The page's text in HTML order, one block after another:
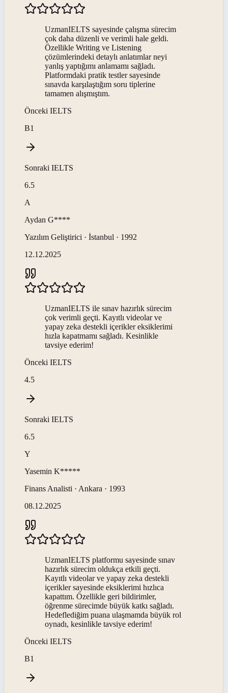
UzmanIELTS sayesinde çalışma sürecim
çok daha düzenli ve verimli hale geldi.
Özellikle Writing ve Listening
çözümlerindeki detaylı anlatımlar neyi
yanlış yaptığımı anlamamı sağladı.
Platformdaki pratik testler sayesinde
sınavda karşılaştığım soru tiplerine
tamamen alışmıştım.
Önceki IELTS
B1
Sonraki IELTS
6.5
A
Aydan G****
Yazılım Geliştirici · İstanbul · 1992
12.12.2025
UzmanIELTS ile sınav hazırlık sürecim
çok verimli geçti. Kayıtlı videolar ve
yapay zeka destekli içerikler eksiklerimi
hızla kapatmamı sağladı. Kesinlikle
tavsiye ederim!
Önceki IELTS
4.5
Sonraki IELTS
6.5
Y
Yasemin K*****
Finans Analisti · Ankara · 1993
08.12.2025
UzmanIELTS platformu sayesinde sınav
hazırlık sürecim oldukça etkili geçti.
Kayıtlı videolar ve yapay zeka destekli
içerikler sayesinde eksiklerimi hızlıca
kapattım. Özellikle geri bildirimler,
öğrenme sürecimde büyük katkı sağladı.
Hedeflediğim puana ulaşmamda büyük rol
oynadı, kesinlikle tavsiye ederim!
Önceki IELTS
B1